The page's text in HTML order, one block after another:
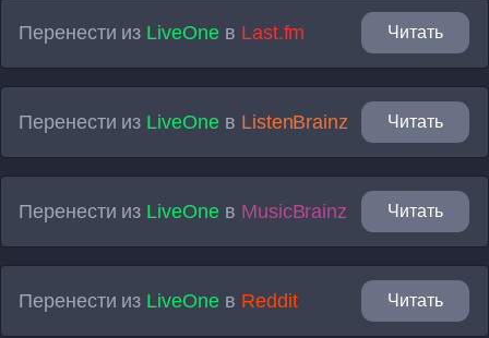
Перенести из LiveOneв Last.fm Читать
Перенести из LiveOneв ListenBrainz Читать
Перенести из LiveOneв MusicBrainz Читать
Перенести из LiveOneв Reddit Читать